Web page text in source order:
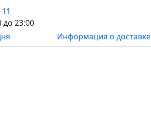
до 23:00
Информация о доставке